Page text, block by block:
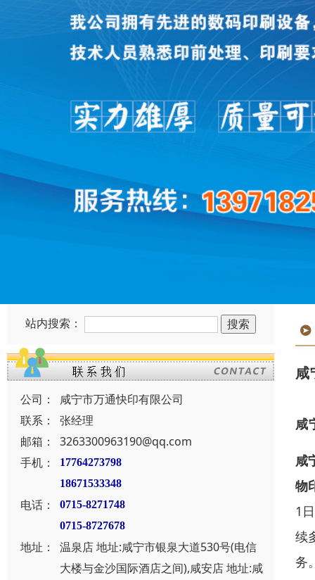
站内搜索：
公司：
咸宁市万通快印有限公司
联系：
张经理
邮箱：
3263300963190@qq.com
手机：
17764273798
18671533348
电话：
0715-8271748
0715-8727678
地址：
温泉店 地址:咸宁市银泉大道530号(电信
大楼与金沙国际酒店之间),咸安店 地址:咸
咸
咸
咸
物
1
续
务